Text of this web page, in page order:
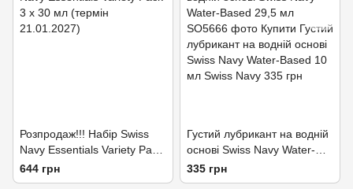
Розпродаж!!! Набір Swiss
Navy Essentials Variety Pack
3 х 30 мл (термін
21.01.2027)
644 грн
Густий лубрикант на водній
основі Swiss Navy Water-
Based 29,5 мл
335 грн